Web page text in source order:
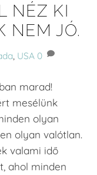
NÉZ KI
NEM JÓ.
, USA 0
marad!
mesélünk
olyan
olyan valótlan.
valami idő
ahol minden